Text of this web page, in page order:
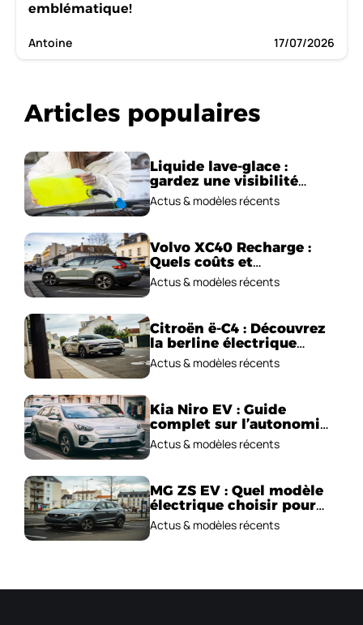
emblématique!
Antoine 17/07/2026
Articles populaires
Liquide lave-glace :
gardez une visibilité
parfaite en voiture
Actus & modèles récents
Volvo XC40 Recharge :
Quels coûts et
performances
électriques ?
Actus & modèles récents
Citroën ë-C4 : Découvrez
la berline électrique
emblématique!
Actus & modèles récents
Kia Niro EV : Guide
complet sur l’autonomie
et le prix !
Actus & modèles récents
MG ZS EV : Quel modèle
électrique choisir pour
2026 ?
Actus & modèles récents